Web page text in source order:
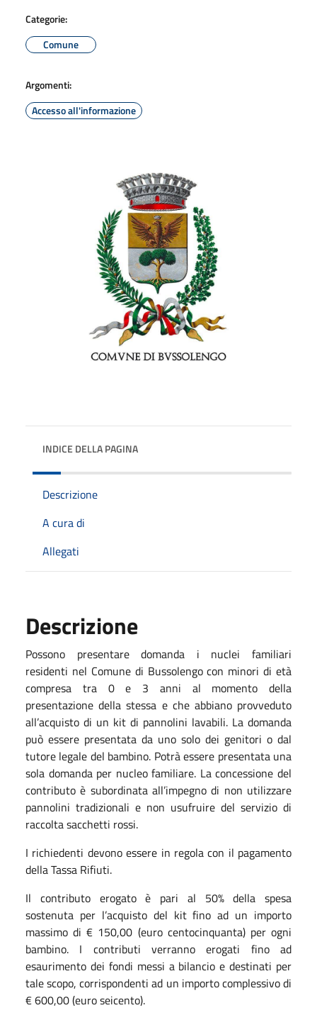
Categorie:
Comune
Argomenti:
Accesso all'informazione
INDICE DELLA PAGINA
Descrizione
A cura di
Allegati
Descrizione
Possono presentare domanda i nuclei familiari
residenti nel Comune di Bussolengo con minori di età
compresa tra 0 e 3 anni al momento della
presentazione della stessa e che abbiano provveduto
all’acquisto di un kit di pannolini lavabili. La domanda
può essere presentata da uno solo dei genitori o dal
tutore legale del bambino. Potrà essere presentata una
sola domanda per nucleo familiare. La concessione del
contributo è subordinata all’impegno di non utilizzare
pannolini tradizionali e non usufruire del servizio di
raccolta sacchetti rossi.
I richiedenti devono essere in regola con il pagamento
della Tassa Rifiuti.
Il contributo erogato è pari al 50% della spesa
sostenuta per l’acquisto del kit fino ad un importo
massimo di € 150,00 (euro centocinquanta) per ogni
bambino. I contributi verranno erogati fino ad
esaurimento dei fondi messi a bilancio e destinati per
tale scopo, corrispondenti ad un importo complessivo di
€ 600,00 (euro seicento).